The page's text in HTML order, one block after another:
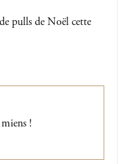
pulls de Noël cette
!